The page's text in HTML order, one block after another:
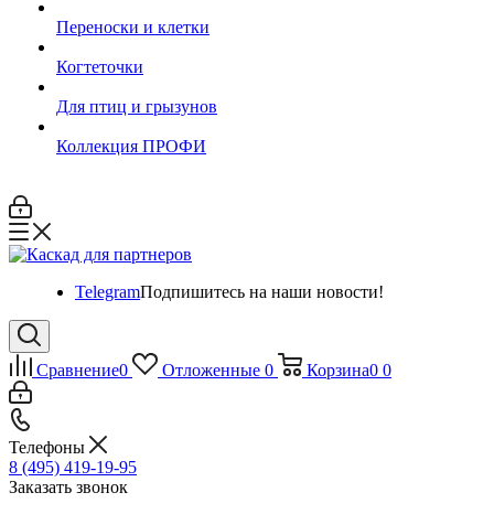
Переноски и клетки
Когтеточки
Для птиц и грызунов
Коллекция ПРОФИ
TelegramПодпишитесь на наши новости!
Сравнение0 Отложенные 0 Корзина0 0
Телефоны
8 (495) 419-19-95
Заказать звонок